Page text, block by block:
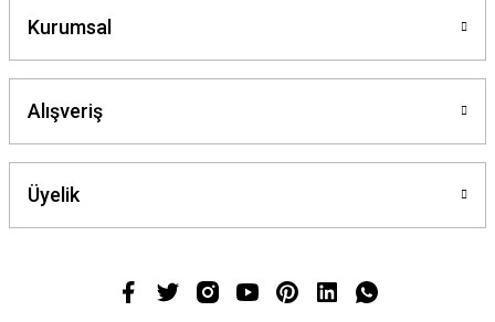
Kurumsal
Alışveriş
Üyelik